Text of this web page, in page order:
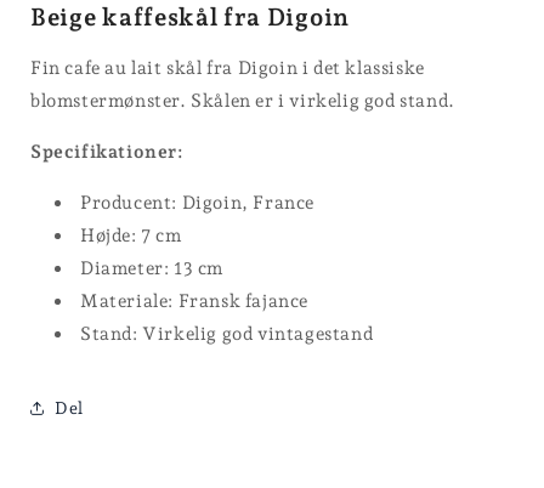
Beige kaffeskål fra Digoin
Fin cafe au lait skål fra Digoin i det klassiske
blomstermønster. Skålen er i virkelig god stand.
Specifikationer:
Producent: Digoin, France
Højde: 7 cm
Diameter: 13 cm
Materiale: Fransk fajance
Stand: Virkelig god vintagestand
Del